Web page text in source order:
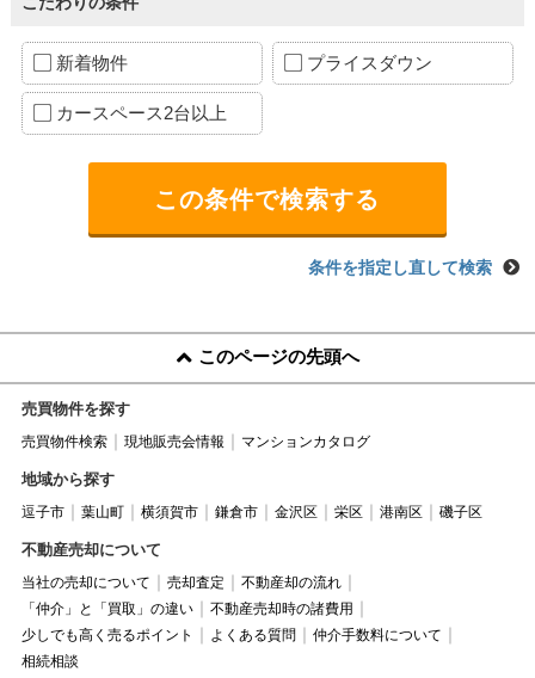
新着物件 プライスダウン
カースペース2台以上
条件を指定し直して検索
このページの先頭へ
売買物件を探す
売買物件検索 現地販売会情報 マンションカタログ
地域から探す
逗子市 葉山町 横須賀市 鎌倉市 金沢区 栄区 港南区 磯子区
不動産売却について
当社の売却について 売却査定
不動産却の流れ
「仲介」と「買取」の違い
不動産売却時の諸費用
少しでも高く売るポイント
よくある質問
仲介手数料について
相続相談